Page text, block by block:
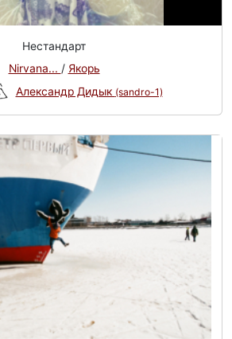
Нестандарт
Nirvana... / Якорь
Александр Дидык (sandro-1)